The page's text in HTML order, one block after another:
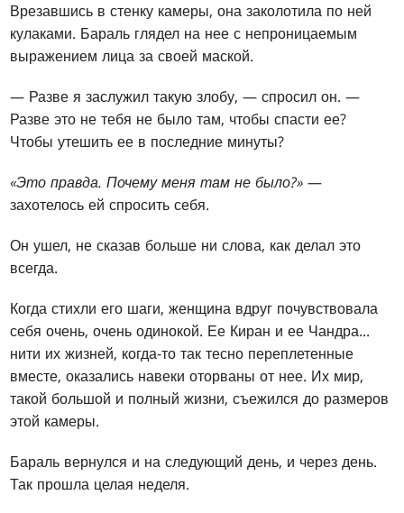
Врезавшись в стенку камеры, она заколотила по ней
кулаками. Бараль глядел на нее с непроницаемым
выражением лица за своей маской.
— Разве я заслужил такую злобу, — спросил он. —
Разве это не тебя не было там, чтобы спасти ее?
Чтобы утешить ее в последние минуты?
«Это правда. Почему меня там не было?» —
захотелось ей спросить себя.
Он ушел, не сказав больше ни слова, как делал это
всегда.
Когда стихли его шаги, женщина вдруг почувствовала
себя очень, очень одинокой. Ее Киран и ее Чандра...
нити их жизней, когда-то так тесно переплетенные
вместе, оказались навеки оторваны от нее. Их мир,
такой большой и полный жизни, съежился до размеров
этой камеры.
Бараль вернулся и на следующий день, и через день.
Так прошла целая неделя.